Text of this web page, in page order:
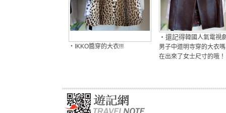
・IKKO醬穿的大衣!!!
・還記得韓國人氣電視
男子中道明寺穿的大衣
在出來了女士尺寸的哦！